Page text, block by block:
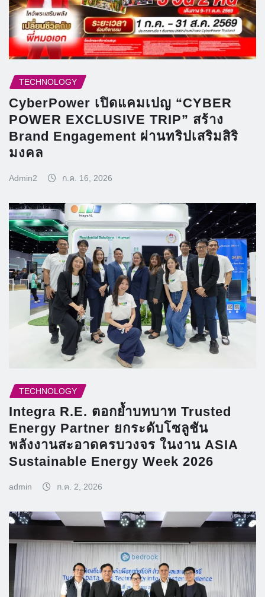
TECHNOLOGY
CyberPower เปิดแคมเปญ “CYBER
POWER EXCLUSIVE TRIP” สร้าง
Brand Engagement ผ่านทริปเสริมสิริ
มงคล
Admin2 ก.ค. 16, 2026
TECHNOLOGY
Integra R.E. ตอกย้ำบทบาท Trusted
Energy Partner ยกระดับโซลูชัน
พลังงานสะอาดครบวงจร ในงาน ASIA
Sustainable Energy Week 2026
admin ก.ค. 2, 2026